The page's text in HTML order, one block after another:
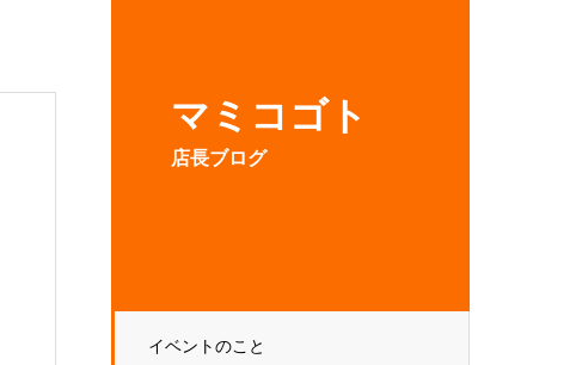
マミコゴト
店長ブログ
イベントのこと